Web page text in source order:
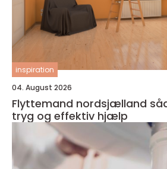
inspiration
04. August 2026
Flyttemand nordsjælland sådan vælger du
tryg og effektiv hjælp